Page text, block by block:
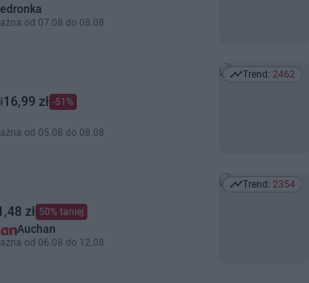
od 07.08 do 08.08
16,99 zł -51%
od 05.08 do 08.08
Trend: 2462
Trend: 2462
zł 50% taniej
Auchan
od 06.08 do 12.08
Trend: 2354
Trend: 2354